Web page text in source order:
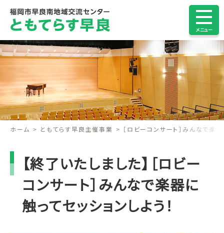
メニュー
ホーム ともてらす早良主催事業 ［ロビーコンサート］みんなで楽
【終了いたしました】［ロビー
コンサート］みんなで楽器に
触ってセッションしよう！